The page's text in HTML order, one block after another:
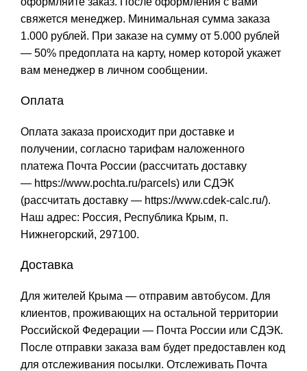
свяжется менеджер. Минимальная сумма заказа
1.000 рублей. При заказе на сумму от 5.000 рублей
— 50% предоплата на карту, номер которой укажет
вам менеджер в личном сообщении.
Оплата
Оплата заказа происходит при доставке и
получении, согласно тарифам наложенного
платежа Почта России (рассчитать доставку
— https://www.pochta.ru/parcels) или СДЭК
(рассчитать доставку — https://www.cdek-calc.ru/).
Наш адрес: Россия, Республика Крым, п.
Нижнегорский, 297100.
Доставка
Для жителей Крыма — отправим автобусом. Для
клиентов, проживающих на остальной территории
Российской Федерации — Почта России или СДЭК.
После отправки заказа вам будет предоставлен код
для отслеживания посылки. Отслеживать Почта